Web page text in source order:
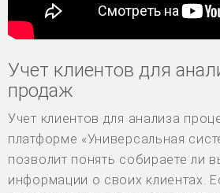
Учет клиентов для
продаж
Учет клиентов для анализа
платформе «Универсальная
позволит понять собираете ли
информации о своих клиентах.